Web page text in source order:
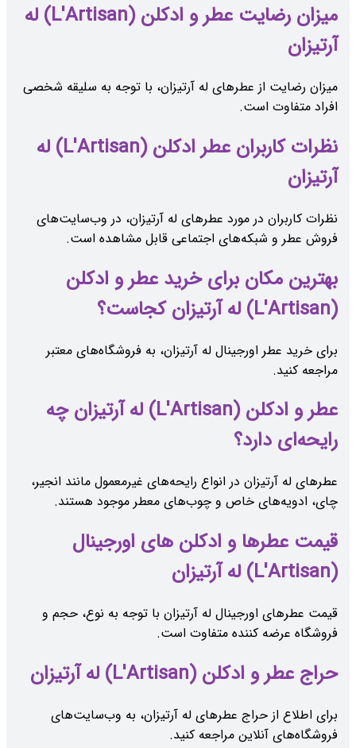
میزان رضایت عطر و ادکلن (L'Artisan) له
آرتیزان
میزان رضایت از عطرهای له آرتیزان، با توجه به سلیقه شخصی
افراد متفاوت است.
نظرات کاربران عطر ادکلن (L'Artisan) له
آرتیزان
نظرات کاربران در مورد عطرهای له آرتیزان، در وب‌سایت‌های
فروش عطر و شبکه‌های اجتماعی قابل مشاهده است.
بهترین مکان برای خرید عطر و ادکلن
(L'Artisan) له آرتیزان کجاست؟
برای خرید عطر اورجینال له آرتیزان، به فروشگاه‌های معتبر
مراجعه کنید.
عطر و ادکلن (L'Artisan) له آرتیزان چه
رایحه‌ای دارد؟
عطرهای له آرتیزان در انواع رایحه‌های غیرمعمول مانند انجیر،
چای، ادویه‌های خاص و چوب‌های معطر موجود هستند.
قیمت عطرها و ادکلن های اورجینال
(L'Artisan) له آرتیزان
قیمت عطرهای اورجینال له آرتیزان با توجه به نوع، حجم و
فروشگاه عرضه کننده متفاوت است.
حراج عطر و ادکلن (L'Artisan) له آرتیزان
برای اطلاع از حراج عطرهای له آرتیزان، به وب‌سایت‌های
فروشگاه‌های آنلاین مراجعه کنید.